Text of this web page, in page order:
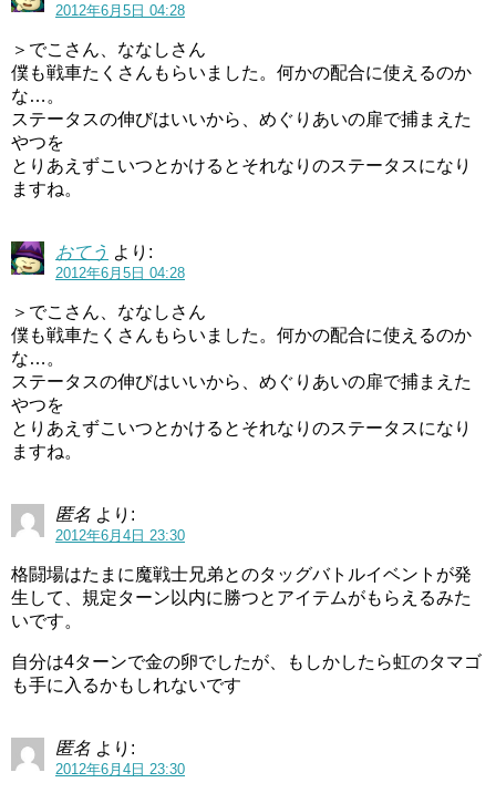
2012年6月5日 04:28
＞でこさん、ななしさん
僕も戦車たくさんもらいました。何かの配合に使えるのか
な…。
ステータスの伸びはいいから、めぐりあいの扉で捕まえた
やつを
とりあえずこいつとかけるとそれなりのステータスになり
ますね。
おてう より:
2012年6月5日 04:28
＞でこさん、ななしさん
僕も戦車たくさんもらいました。何かの配合に使えるのか
な…。
ステータスの伸びはいいから、めぐりあいの扉で捕まえた
やつを
とりあえずこいつとかけるとそれなりのステータスになり
ますね。
匿名 より:
2012年6月4日 23:30
格闘場はたまに魔戦士兄弟とのタッグバトルイベントが発
生して、規定ターン以内に勝つとアイテムがもらえるみた
いです。
自分は4ターンで金の卵でしたが、もしかしたら虹のタマゴ
も手に入るかもしれないです
匿名 より:
2012年6月4日 23:30